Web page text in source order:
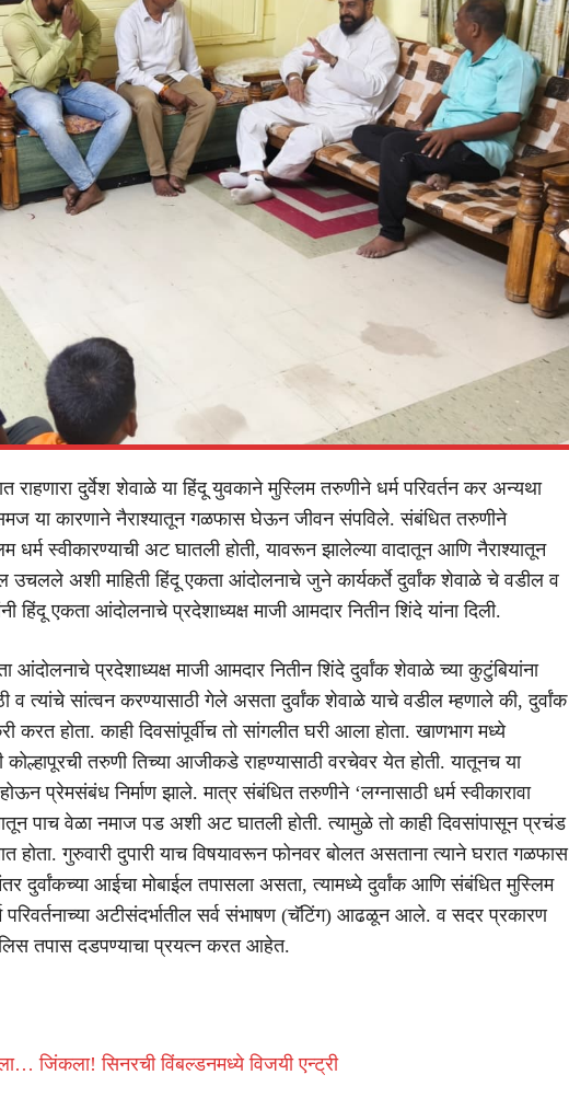
राहणारा दुर्वेश शेवाळे या हिंदू युवकाने मुस्लिम तरुणीने धर्म परिवर्तन कर अन्यथा
या कारणाने नैराश्यातून गळफास घेऊन जीवन संपविले. संबंधित तरुणीने
धर्म स्वीकारण्याची अट घातली होती, यावरून झालेल्या वादातून आणि नैराश्यातून
उचलले अशी माहिती हिंदू एकता आंदोलनाचे जुने कार्यकर्ते दुर्वांक शेवाळे चे वडील व
हिंदू एकता आंदोलनाचे प्रदेशाध्यक्ष माजी आमदार नितीन शिंदे यांना दिली.
आंदोलनाचे प्रदेशाध्यक्ष माजी आमदार नितीन शिंदे दुर्वांक शेवाळे च्या कुटुंबियांना
व त्यांचे सांत्वन करण्यासाठी गेले असता दुर्वांक शेवाळे याचे वडील म्हणाले की, दुर्वांक
करत होता. काही दिवसांपूर्वीच तो सांगलीत घरी आला होता. खाणभाग मध्ये
तरुणी तिच्या आजीकडे राहण्यासाठी वरचेवर येत होती. यातूनच या
प्रेमसंबंध निर्माण झाले. मात्र संबंधित तरुणीने ‘लग्नासाठी धर्म स्वीकारावा
पाच वेळा नमाज पड अशी अट घातली होती. त्यामुळे तो काही दिवसांपासून प्रचंड
होता. गुरुवारी दुपारी याच विषयावरून फोनवर बोलत असताना त्याने घरात गळफास
दुर्वांकच्या आईचा मोबाईल तपासला असता, त्यामध्ये दुर्वांक आणि संबंधित मुस्लिम
परिवर्तनाच्या अटीसंदर्भातील सर्व संभाषण (चॅटिंग) आढळून आले. व सदर प्रकारण
तपास दडपण्याचा प्रयत्न करत आहेत.
जिंकला! सिनरची विंबल्डनमध्ये विजयी एन्ट्री